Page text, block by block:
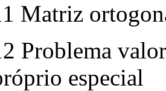
Matriz
Problema
especial